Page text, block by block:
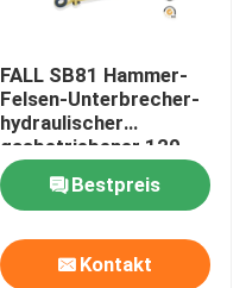
FALL SB81 Hammer-
Felsen-Unterbrecher-
hydraulischer
gasbetriebener 120-
180 l/min Ölfluss-
Bestpreis
Kontakt